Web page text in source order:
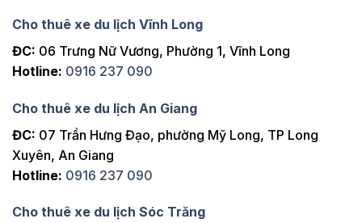
Cho thuê xe du lịch Vĩnh Long
ĐC: 06 Trưng Nữ Vương, Phường 1, Vĩnh Long
Hotline: 0916 237 090
Cho thuê xe du lịch An Giang
ĐC: 07 Trần Hưng Đạo, phường Mỹ Long, TP Long
Xuyên, An Giang
Hotline: 0916 237 090
Cho thuê xe du lịch Sóc Trăng